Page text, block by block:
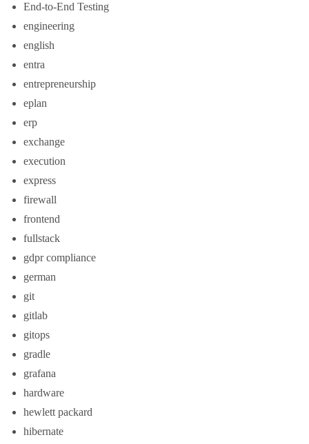
End-to-End Testing
engineering
english
entra
entrepreneurship
eplan
erp
exchange
execution
express
firewall
frontend
fullstack
gdpr compliance
german
git
gitlab
gitops
gradle
grafana
hardware
hewlett packard
hibernate